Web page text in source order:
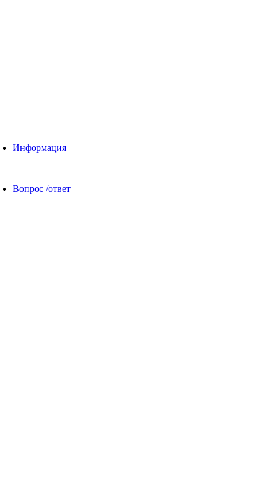
Информация
Вопрос /ответ